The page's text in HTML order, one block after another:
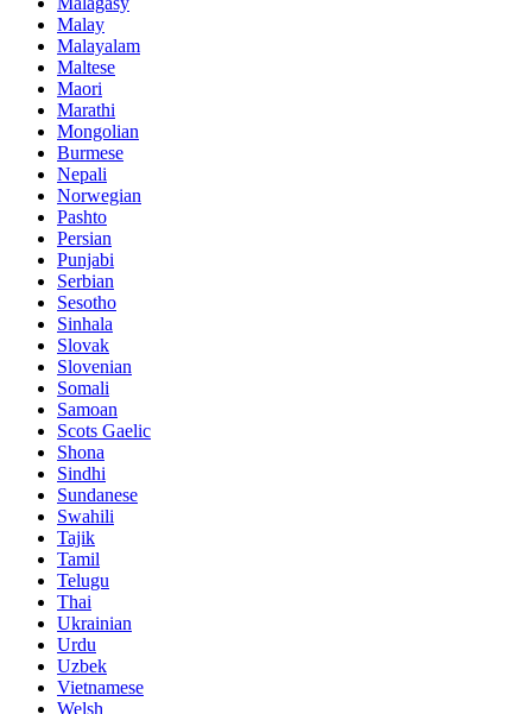
Malay
Malayalam
Maltese
Maori
Marathi
Mongolian
Burmese
Nepali
Norwegian
Pashto
Persian
Punjabi
Serbian
Sesotho
Sinhala
Slovak
Slovenian
Somali
Samoan
Scots Gaelic
Shona
Sindhi
Sundanese
Swahili
Tajik
Tamil
Telugu
Thai
Ukrainian
Urdu
Uzbek
Vietnamese
Welsh